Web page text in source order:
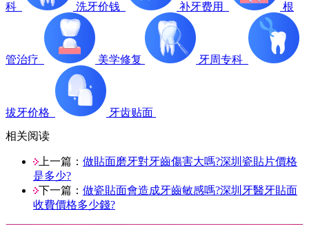
科 洗牙价钱 补牙费用 根
管治疗 美学修复 牙周专科
拔牙价格
牙齿贴面
相关阅读
上一篇： 做貼面磨牙對牙齒傷害大嗎?深圳瓷貼片價格
是多少?
下一篇： 做瓷貼面會造成牙齒敏感嗎?深圳牙醫牙貼面
收費價格多少錢?